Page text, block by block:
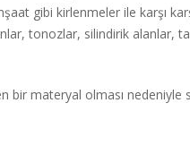
gibi kirlenmeler ile karşı
tonozlar, silindirik alanlar,
bir materyal olması nedeniyle